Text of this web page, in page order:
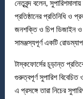
নেতৃবৃন্দ বলেন, সুপারিশমালায়
প্রতিষ্ঠানের প্রতিনিধি ও
জনশক্তি ও চিপ ডিজাইন ও
সামঞ্জস্যপূর্ণ একটি রোডম্যাপ
টাস্কফোর্সের চূড়ান্ত
গুরুত্বপূর্ণ সুপারিশ
এ প্রসঙ্গে তারা নিচের